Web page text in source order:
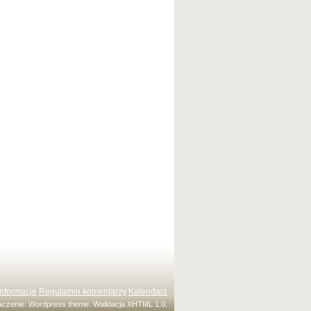
Regulamin komentarzy Kalendarz
Wordpress theme. WalidacjaXHTML 1.0.